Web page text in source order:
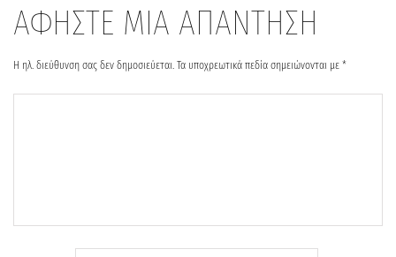
ΑΦΗΣΤΕ ΜΙΑ ΑΠΑΝΤΗΣΗ
Η ηλ. διεύθυνση σας δεν δημοσιεύεται. Τα υποχρεωτικά πεδία σημειώνονται με *